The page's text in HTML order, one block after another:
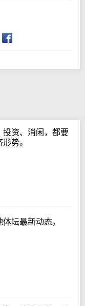
投资、消闲，都要
势。
坛最新动态。